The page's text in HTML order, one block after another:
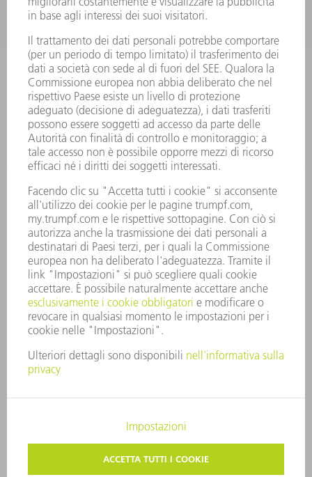
MACCHINE UTENSILI ELETTRICHE
SMART FACTORY
SOFTWARE
SERVICES
APPLICAZIONI
SETTORI
L'AZIENDA
CARRIERA
OFFERTE DI LAVORO
PROFILO DELL'AZIENDA
PRESIDENZA
RELAZIONE DI BILANCIO
PRINCIPI AZIENDALI
COMPLIANCE
SISTEMA DI WHISTLEBLOWING
SECURITY
COMUNICATI STAMPA
RIVISTE
SOSTENIBILITÀ
CLIMA E AMBIENTE
IMPEGNO SOCIALE E COMUNITARIO
GOVERNANCE AZIENDALE
COPYRIGHT E MARCHIO
CONDIZIONI GENERALI DI VENDITA
IMPOSTAZIONI SFERA PRIVATA